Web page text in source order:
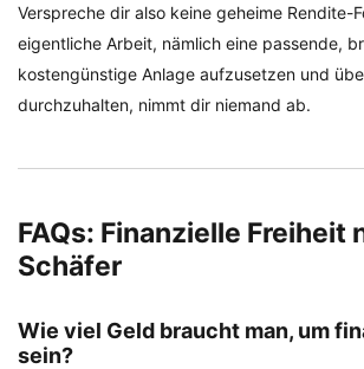
Verspreche dir also keine geheime Rendite-
eigentliche Arbeit, nämlich eine passende,
kostengünstige Anlage aufzusetzen und
durchzuhalten, nimmt dir niemand ab.
FAQs: Finanzielle Freiheit
Schäfer
Wie viel Geld braucht man, um
sein?